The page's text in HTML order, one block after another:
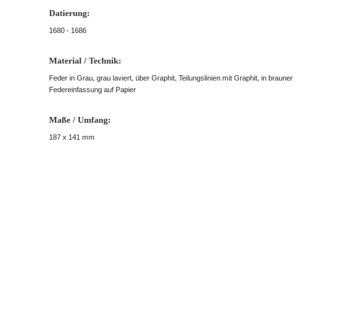
Datierung:
1680 - 1686
Material / Technik:
Feder in Grau, grau laviert, über Graphit, Teilungslinien mit Graphit, in brauner
Federeinfassung auf Papier
Maße / Umfang:
187 x 141 mm